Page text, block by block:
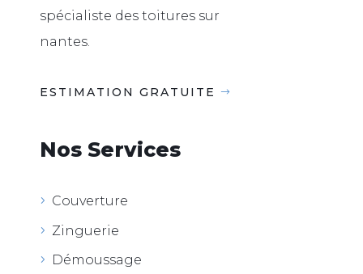
spécialiste des toitures sur
nantes.
ESTIMATION GRATUITE
Nos Services
Couverture
Zinguerie
Démoussage